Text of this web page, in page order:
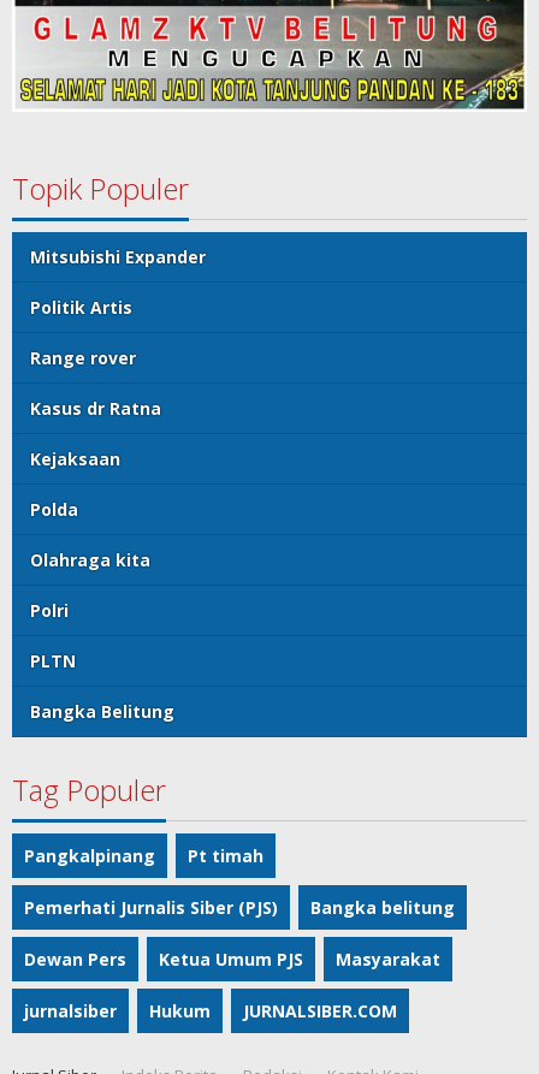
Topik Populer
Mitsubishi Expander
Politik Artis
Range rover
Kasus dr Ratna
Kejaksaan
Polda
Olahraga kita
Polri
PLTN
Bangka Belitung
Tag Populer
Pangkalpinang Pt timah
Pemerhati Jurnalis Siber (PJS) Bangka belitung
Dewan Pers Ketua Umum PJS Masyarakat
jurnalsiber Hukum JURNALSIBER.COM